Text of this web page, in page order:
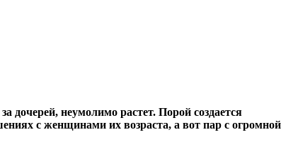
неумолимо растет. Порой создается
с женщинами их возраста, а вот пар с огромной